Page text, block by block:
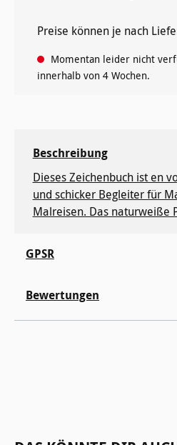
Preise können je nach
Momentan leider nicht
innerhalb von 4 Wochen.
Beschreibung
Dieses Zeichenbuch ist en
und schicker Begleiter für
Malreisen. Das naturweiße
GPSR
Bewertungen